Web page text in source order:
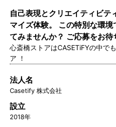
自己表現とクリエイティビテ
マイズ体験。 この特別な環
てみませんか？ ご応募をお待
心斎橋ストアはCASETiFYの中で
ア ！
法人名
Casetify 株式会社
設立
2018年